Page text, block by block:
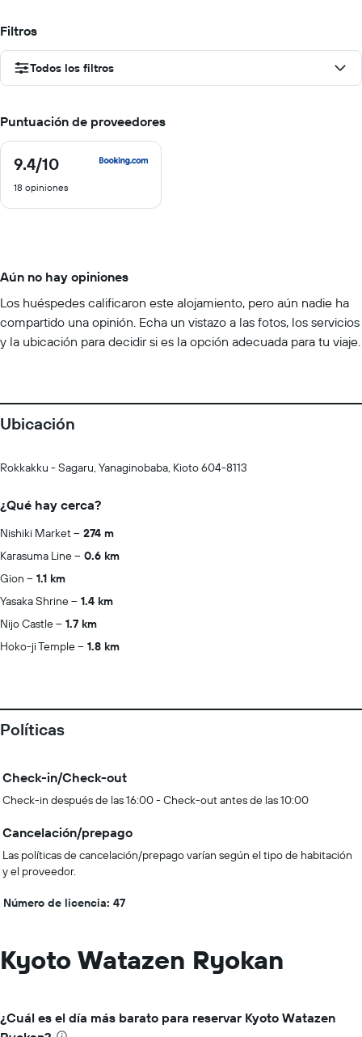
Filtros
Todos los filtros
Puntuación de proveedores
9.4/10
9.4
10
18 opiniones
Aún no hay opiniones
Los huéspedes calificaron este alojamiento, pero aún nadie ha
compartido una opinión. Echa un vistazo a las fotos, los servicios
y la ubicación para decidir si es la opción adecuada para tu viaje.
Ubicación
Rokkakku - Sagaru, Yanaginobaba, Kioto 604-8113
¿Qué hay cerca?
Nishiki Market
274 m
Karasuma Line
0.6 km
Gion
1.1 km
Yasaka Shrine
1.4 km
Nijo Castle
1.7 km
Hoko-ji Temple
1.8 km
Políticas
Check-in/Check-out
Check-in después de las 16:00 - Check-out antes de las 10:00
Cancelación/prepago
Las políticas de cancelación/prepago varían según el tipo de habitación
y el proveedor.
Número de licencia: 47
Kyoto Watazen Ryokan
¿Cuál es el día más barato para reservar Kyoto Watazen